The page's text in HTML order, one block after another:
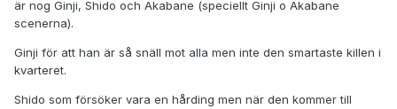
är nog Ginji, Shido och Akabane (speciellt Ginji o Akabane
scenerna).
Ginji för att han är så snäll mot alla men inte den smartaste killen i
kvarteret.
Shido som försöker vara en hårding men när den kommer till